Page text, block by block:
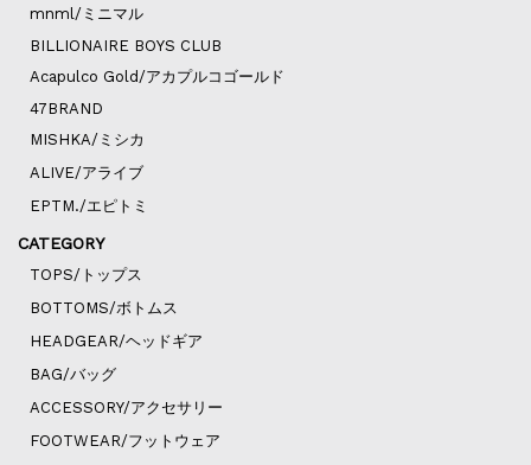
mnml/ミニマル
BILLIONAIRE BOYS CLUB
Acapulco Gold/アカプルコゴールド
47BRAND
MISHKA/ミシカ
ALIVE/アライブ
EPTM./エピトミ
CATEGORY
TOPS/トップス
BOTTOMS/ボトムス
HEADGEAR/ヘッドギア
BAG/バッグ
ACCESSORY/アクセサリー
FOOTWEAR/フットウェア